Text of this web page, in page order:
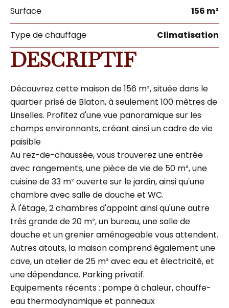
Surface 156 m²
Type de chauffage Climatisation
DESCRIPTIF
Découvrez cette maison de 156 m², située dans le
quartier prisé de Blaton, à seulement 100 mètres de
Linselles. Profitez d'une vue panoramique sur les
champs environnants, créant ainsi un cadre de vie
paisible
Au rez-de-chaussée, vous trouverez une entrée
avec rangements, une pièce de vie de 50 m², une
cuisine de 33 m² ouverte sur le jardin, ainsi qu'une
chambre avec salle de douche et WC.
À l'étage, 2 chambres d'appoint ainsi qu'une autre
très grande de 20 m², un bureau, une salle de
douche et un grenier aménageable vous attendent.
Autres atouts, la maison comprend également une
cave, un atelier de 25 m² avec eau et électricité, et
une dépendance. Parking privatif.
Equipements récents : pompe à chaleur, chauffe-
eau thermodynamique et panneaux